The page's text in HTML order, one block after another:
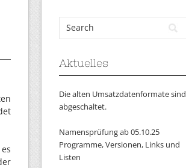
Aktuelles
Die alten Umsatzdatenformate sind
abgeschaltet.
Namensprüfung ab 05.10.25
Programme, Versionen, Links und
Listen